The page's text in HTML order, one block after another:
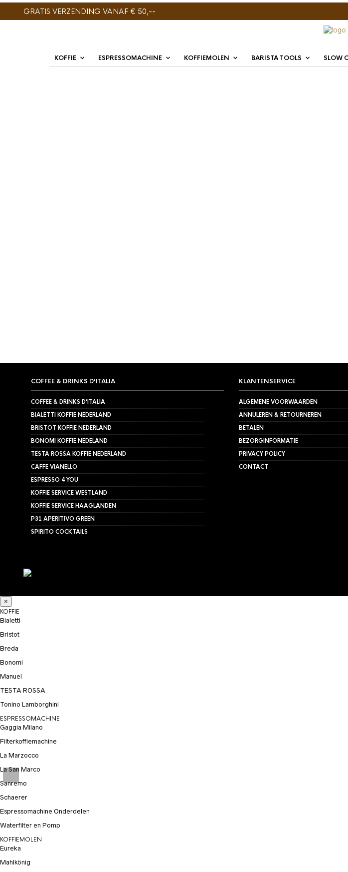
GRATIS VERZENDING VANAF € 50,--
KOFFIE ESPRESSOMACHINE KOFFIEMOLEN BARISTA TOOLS SLOW
COFFEE & DRINKS D’ITALIA
COFFEE & DRINKS D’ITALIA
BIALETTI KOFFIE NEDERLAND
BRISTOT KOFFIE NEDERLAND
BONOMI KOFFIE NEDELAND
TESTA ROSSA KOFFIE NEDERLAND
CAFFE VIANELLO
ESPRESSO 4 YOU
KOFFIE SERVICE WESTLAND
KOFFIE SERVICE HAAGLANDEN
P31 APERITIVO GREEN
SPIRITO COCKTAILS
KLANTENSERVICE
ALGEMENE VOORWAARDEN
ANNULEREN & RETOURNEREN
BETALEN
BEZORGINFORMATIE
PRIVACY POLICY
CONTACT
×
KOFFIE
Bialetti
Bristot
Breda
Bonomi
Manuel
TESTA ROSSA
Tonino Lamborghini
ESPRESSOMACHINE
Gaggia Milano
Filterkoffiemachine
La Marzocco
La San Marco
Sanremo
Schaerer
Espressomachine Onderdelen
Waterfilter en Pomp
KOFFIEMOLEN
Eureka
Mahlkönig